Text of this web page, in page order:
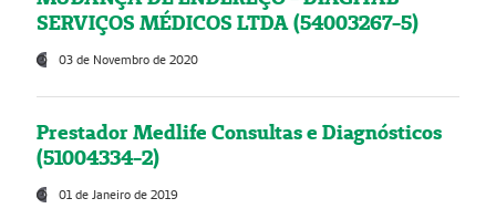
SERVIÇOS MÉDICOS LTDA (54003267-5)
03 de Novembro de 2020
Prestador Medlife Consultas e Diagnósticos
(51004334-2)
01 de Janeiro de 2019